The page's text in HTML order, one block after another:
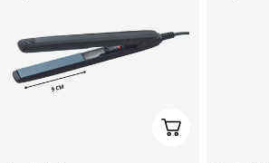
Ajouter Au Panier